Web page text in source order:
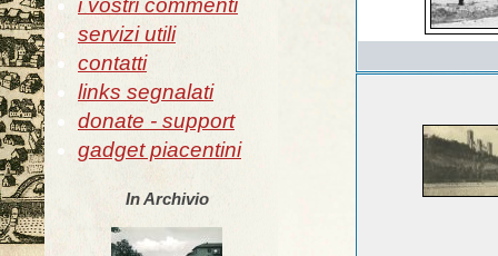
i vostri commenti
servizi utili
contatti
links segnalati
donate - support
gadget piacentini
In Archivio